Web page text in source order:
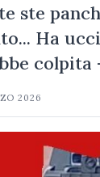
ste
Ha
2026